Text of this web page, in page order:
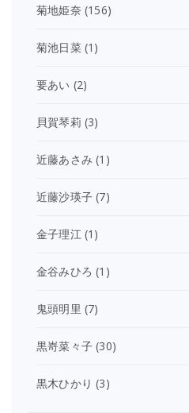
菊地姫奈 (156)
菊池日菜(1)
要あい (2)
貝賀琴莉 (3)
近藤あさみ (1)
近藤沙瑛子 (7)
金子理江(1)
金谷みひろ (1)
鬼頭明里 (7)
黒嵜菜々子 (30)
黒木ひかり (3)